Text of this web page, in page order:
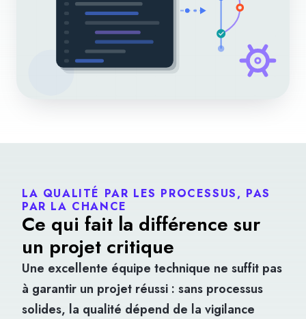
LA QUALITÉ PAR LES PROCESSUS, PAS
PAR LA CHANCE
Ce qui fait la différence sur
un projet critique
Une excellente équipe technique ne suffit pas
à garantir un projet réussi : sans processus
solides, la qualité dépend de la vigilance